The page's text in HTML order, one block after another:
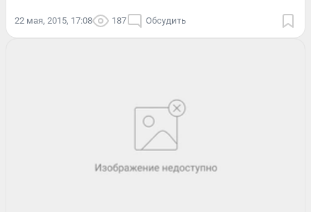
22 мая, 2015, 17:08 187 Обсудить